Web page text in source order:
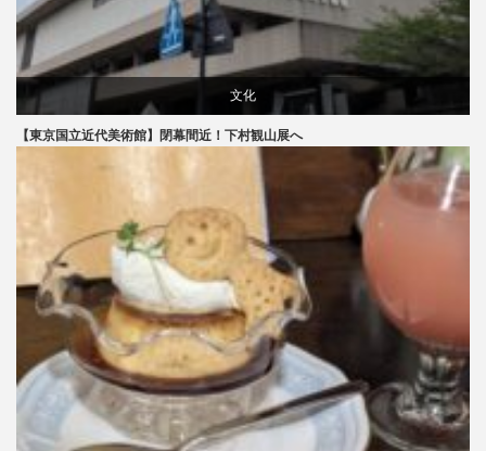
文化
美術展・美術館・博物館巡り
【東京国立近代美術館】閉幕間近！下村観山展へ